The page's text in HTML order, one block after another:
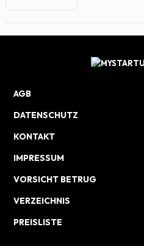
AGB
DATENSCHUTZ
KONTAKT
IMPRESSUM
VORSICHT BETRUG
VERZEICHNIS
PREISLISTE